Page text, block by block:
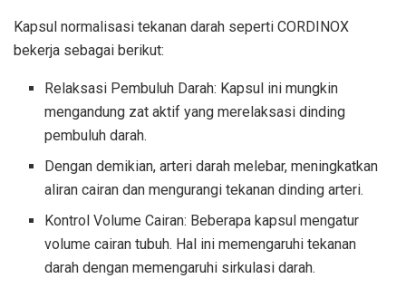
Kapsul normalisasi tekanan darah seperti CORDINOX
bekerja sebagai berikut:
Relaksasi Pembuluh Darah: Kapsul ini mungkin
mengandung zat aktif yang merelaksasi dinding
pembuluh darah.
Dengan demikian, arteri darah melebar, meningkatkan
aliran cairan dan mengurangi tekanan dinding arteri.
Kontrol Volume Cairan: Beberapa kapsul mengatur
volume cairan tubuh. Hal ini memengaruhi tekanan
darah dengan memengaruhi sirkulasi darah.